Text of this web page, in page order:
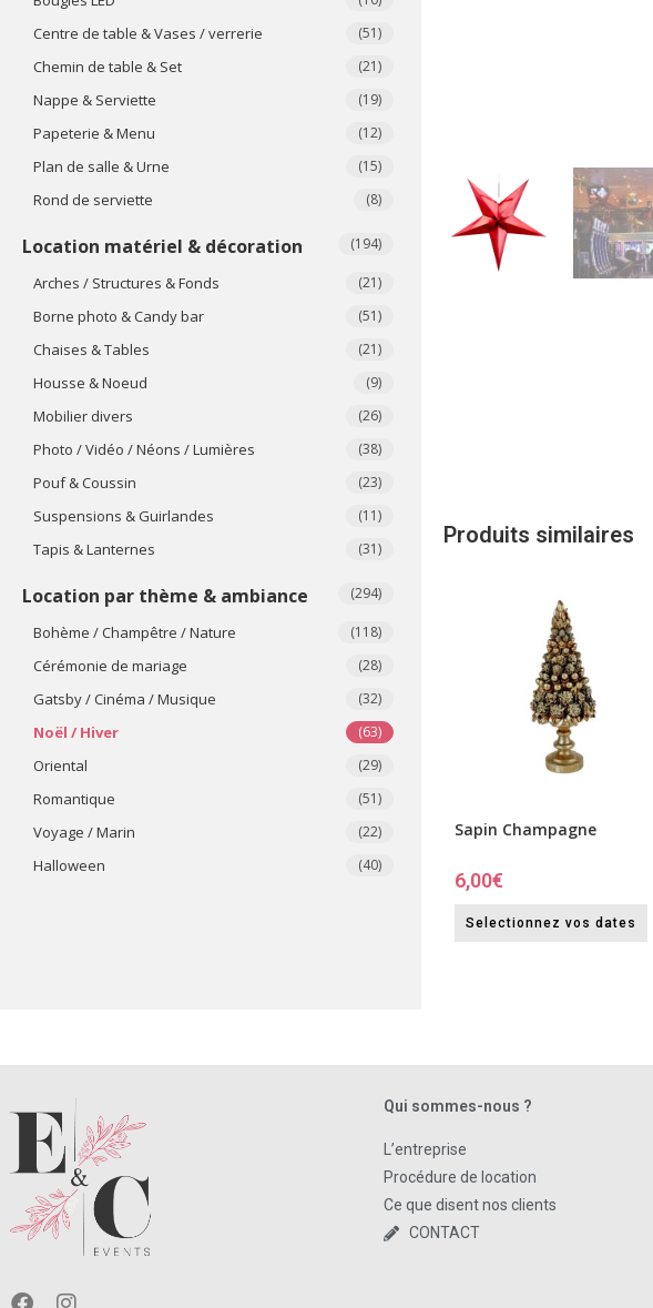
Centre de table & Vases / verrerie (51)
Chemin de table & Set (21)
Nappe & Serviette (19)
Papeterie & Menu (12)
Plan de salle & Urne (15)
Rond de serviette (8)
Location matériel & décoration (194)
Arches / Structures & Fonds (21)
Borne photo & Candy bar (51)
Chaises & Tables (21)
Housse & Noeud (9)
Mobilier divers (26)
Photo / Vidéo / Néons / Lumières (38)
Pouf & Coussin (23)
Suspensions & Guirlandes (11)
Tapis & Lanternes (31)
Location par thème & ambiance (294)
Bohème / Champêtre / Nature (118)
Cérémonie de mariage (28)
Gatsby / Cinéma / Musique (32)
Noël / Hiver (63)
Oriental (29)
Romantique (51)
Voyage / Marin (22)
​Halloween (40)
Produits similaires
Sapin Champagne
6,00€
Selectionnez vos dates
Qui sommes-nous ?
L’entreprise
Procédure de location
Ce que disent nos clients
CONTACT